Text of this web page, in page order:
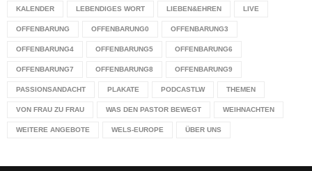
KALENDER LEBENDIGES WORT LIEBEN&EHREN LIVE
OFFENBARUNG OFFENBARUNG0 OFFENBARUNG3
OFFENBARUNG4 OFFENBARUNG5 OFFENBARUNG6
OFFENBARUNG7 OFFENBARUNG8 OFFENBARUNG9
PASSIONSANDACHT PLAKATE PODCASTLW THEMEN
VON FRAU ZU FRAU WAS DEN PASTOR BEWEGT WEIHNACHTEN
WEITERE ANGEBOTE WELS-EUROPE ÜBER UNS